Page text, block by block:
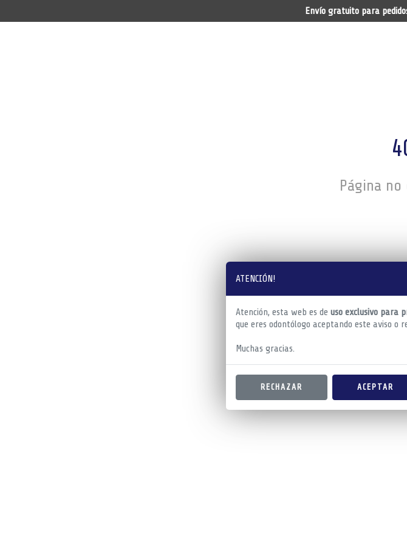
ATENCIÓN!
Atención, esta web es de uso exclusivo para
que eres odontólogo aceptando este aviso o
Muchas gracias.
RECHAZAR ACEPTAR
Envío gratuito para
Página